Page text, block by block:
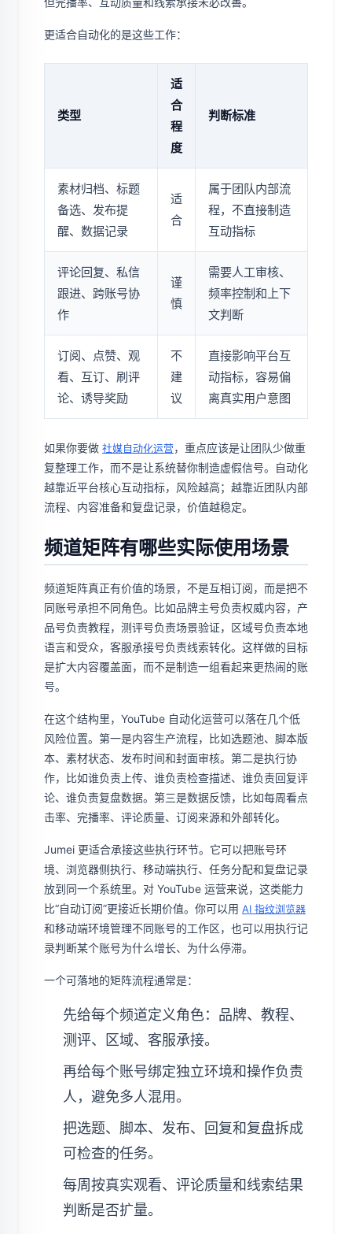
更适合自动化的是这些工作：
类型
适
合
程
度
判断标准
素材归档、标题
备选、发布提
醒、数据记录
适
合
属于团队内部流
程，不直接制造
互动指标
评论回复、私信
跟进、跨账号协
作
谨
慎
需要人工审核、
频率控制和上下
文判断
订阅、点赞、观
看、互订、刷评
论、诱导奖励
不
建
议
直接影响平台互
动指标，容易偏
离真实用户意图
如果你要做 社媒自动化运营，重点应该是让团队少做重
复整理工作，而不是让系统替你制造虚假信号。自动化
越靠近平台核心互动指标，风险越高；越靠近团队内部
流程、内容准备和复盘记录，价值越稳定。
频道矩阵有哪些实际使用场景
频道矩阵真正有价值的场景，不是互相订阅，而是把不
同账号承担不同角色。比如品牌主号负责权威内容，产
品号负责教程，测评号负责场景验证，区域号负责本地
语言和受众，客服承接号负责线索转化。这样做的目标
是扩大内容覆盖面，而不是制造一组看起来更热闹的账
号。
在这个结构里，YouTube 自动化运营可以落在几个低
风险位置。第一是内容生产流程，比如选题池、脚本版
本、素材状态、发布时间和封面审核。第二是执行协
作，比如谁负责上传、谁负责检查描述、谁负责回复评
论、谁负责复盘数据。第三是数据反馈，比如每周看点
击率、完播率、评论质量、订阅来源和外部转化。
Jumei 更适合承接这些执行环节。它可以把账号环
境、浏览器侧执行、移动端执行、任务分配和复盘记录
放到同一个系统里。对 YouTube 运营来说，这类能力
比“自动订阅”更接近长期价值。你可以用 AI 指纹浏览器
和移动端环境管理不同账号的工作区，也可以用执行记
录判断某个账号为什么增长、为什么停滞。
一个可落地的矩阵流程通常是：
先给每个频道定义角色：品牌、教程、
测评、区域、客服承接。
再给每个账号绑定独立环境和操作负责
人，避免多人混用。
把选题、脚本、发布、回复和复盘拆成
可检查的任务。
每周按真实观看、评论质量和线索结果
判断是否扩量。